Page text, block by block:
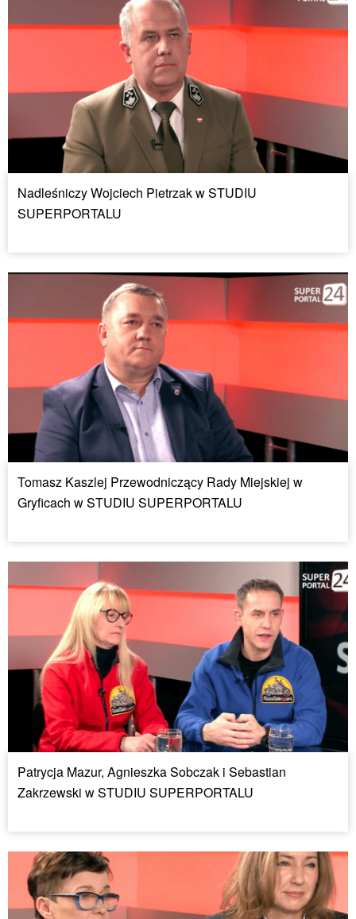
Nadleśniczy Wojciech Pietrzak w STUDIU
SUPERPORTALU
Tomasz Kaszlej Przewodniczący Rady Miejskiej w
Gryficach w STUDIU SUPERPORTALU
Patrycja Mazur, Agnieszka Sobczak i Sebastian
Zakrzewski w STUDIU SUPERPORTALU